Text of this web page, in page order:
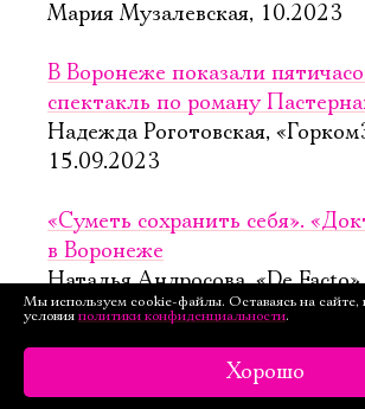
Мария Музалевская, 10.2023
В Воронеже показали
спектакль по роману
Надежда Роготовская,
15.09.2023
«Суметь сохранить себя».
в Воронеже
Наталья Андросова, «De
в Воронеж «Доктора Живаго»
Татьяна Ткачёва, «Российская
Мы используем cookie-файлы. Оставаясь на сайте,
условия политики конфиденциальности.
Хорошо